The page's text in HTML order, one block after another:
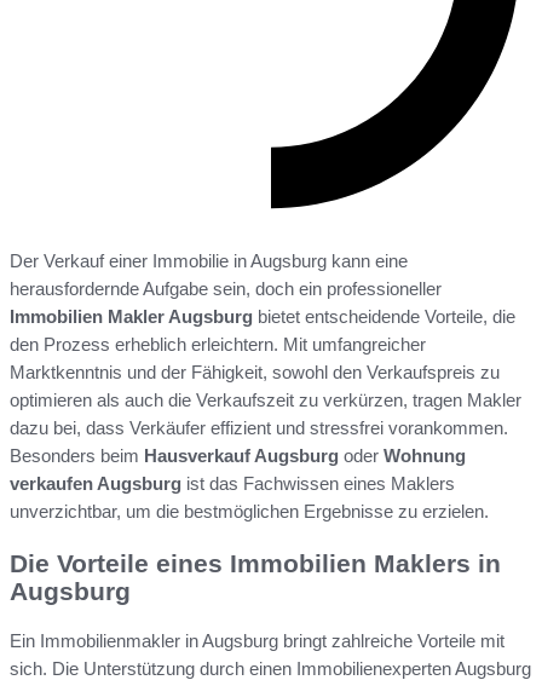
Der Verkauf einer Immobilie in Augsburg kann eine
herausfordernde Aufgabe sein, doch ein professioneller
Immobilien Makler Augsburg bietet entscheidende Vorteile, die
den Prozess erheblich erleichtern. Mit umfangreicher
Marktkenntnis und der Fähigkeit, sowohl den Verkaufspreis zu
optimieren als auch die Verkaufszeit zu verkürzen, tragen Makler
dazu bei, dass Verkäufer effizient und stressfrei vorankommen.
Besonders beim Hausverkauf Augsburg oder Wohnung
verkaufen Augsburg ist das Fachwissen eines Maklers
unverzichtbar, um die bestmöglichen Ergebnisse zu erzielen.
Die Vorteile eines Immobilien Maklers in
Augsburg
Ein Immobilienmakler in Augsburg bringt zahlreiche Vorteile mit
sich. Die Unterstützung durch einen Immobilienexperten Augsburg